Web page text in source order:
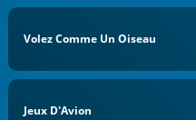
Volez Comme Un Oiseau
Jeux D'Avion